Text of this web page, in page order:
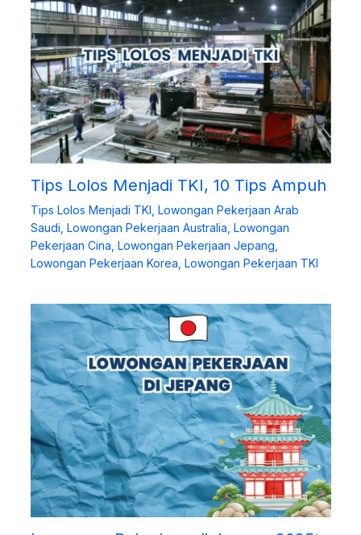
Tips Lolos Menjadi TKI, 10 Tips Ampuh
Tips Lolos Menjadi TKI Lowongan Pekerjaan Arab
Saudi Lowongan Pekerjaan Australia Lowongan
Pekerjaan Cina Lowongan Pekerjaan Jepang
Lowongan Pekerjaan Korea Lowongan Pekerjaan TKI